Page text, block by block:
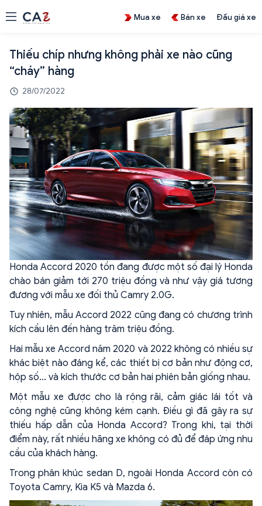
Mua xe Bán xe Đấu giá xe
Thiếu chíp nhưng không phải xe nào cũng
“cháy” hàng
28/07/2022
Honda Accord 2020 tồn đang được một số đại lý Honda
chào bán giảm tới 270 triệu đồng và như vậy giá tương
đương với mẫu xe đối thủ Camry 2.0G.
Tuy nhiên, mẫu Accord 2022 cũng đang có chương trình
kích cầu lên đến hàng trăm triệu đồng.
Hai mẫu xe Accord năm 2020 và 2022 không có nhiều sự
khác biệt nào đáng kể, các thiết bị cơ bản như động cơ,
hộp số... và kích thước cơ bản hai phiên bản giống nhau.
Một mẫu xe được cho là rộng rãi, cảm giác lái tốt và
công nghệ cũng không kém cạnh. Điều gì đã gây ra sự
thiếu hấp dẫn của Honda Accord? Trong khi, tại thời
điểm này, rất nhiều hãng xe không có đủ để đáp ứng nhu
cầu của khách hàng.
Trong phân khúc sedan D, ngoài Honda Accord còn có
Toyota Camry, Kia K5 và Mazda 6.